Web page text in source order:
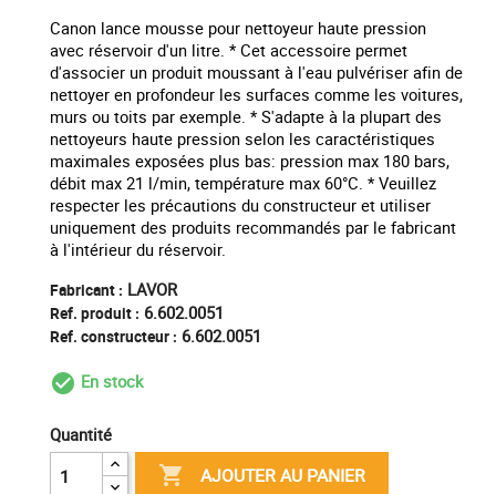
Canon lance mousse pour nettoyeur haute pression
avec réservoir d'un litre. * Cet accessoire permet
d'associer un produit moussant à l'eau pulvériser afin de
nettoyer en profondeur les surfaces comme les voitures,
murs ou toits par exemple. * S'adapte à la plupart des
nettoyeurs haute pression selon les caractéristiques
maximales exposées plus bas: pression max 180 bars,
débit max 21 l/min, température max 60°C. * Veuillez
respecter les précautions du constructeur et utiliser
uniquement des produits recommandés par le fabricant
à l'intérieur du réservoir.
Fabricant : LAVOR
Ref. produit : 6.602.0051
Ref. constructeur : 6.602.0051
check_circle_outline
En stock
Quantité
 AJOUTER AU PANIER